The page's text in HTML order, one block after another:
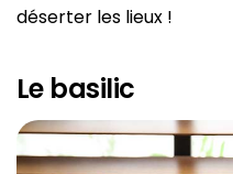
déserter les lieux !
Le basilic